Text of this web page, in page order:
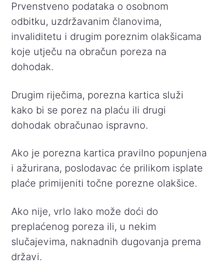
Prvenstveno podataka o osobnom
odbitku, uzdržavanim članovima,
invaliditetu i drugim poreznim olakšicama
koje utječu na obračun poreza na
dohodak.
Drugim riječima, porezna kartica služi
kako bi se porez na plaću ili drugi
dohodak obračunao ispravno.
Ako je porezna kartica pravilno popunjena
i ažurirana, poslodavac će prilikom isplate
plaće primijeniti točne porezne olakšice.
Ako nije, vrlo lako može doći do
preplaćenog poreza ili, u nekim
slučajevima, naknadnih dugovanja prema
državi.